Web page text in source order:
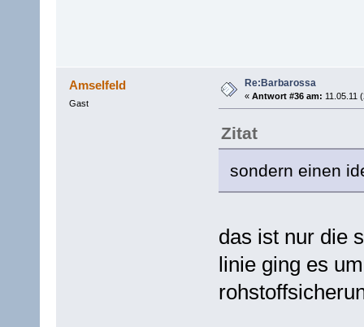
Amselfeld
Gast
Re:Barbarossa
« Antwort #36 am: 11.05.11
Zitat
sondern einen
das ist nur die
linie ging es